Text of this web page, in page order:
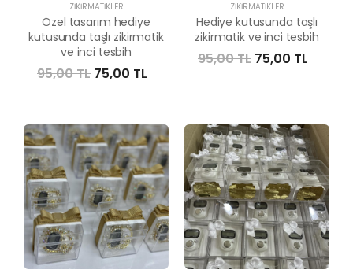
ZIKIRMATIKLER
Özel tasarım hediye
kutusunda taşlı zikirmatik
ve inci tesbih
95,00 TL 75,00 TL
ZIKIRMATIKLER
Hediye kutusunda taşlı
zikirmatik ve inci tesbih
95,00 TL 75,00 TL